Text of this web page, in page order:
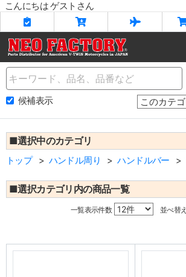
こんにちは ゲストさん
Name
候補表示
■選択中のカテゴリ
トップ ハンドル周り ハンドルバー
■選択カテゴリ内の商品一覧
一覧表示件数 並べ替え